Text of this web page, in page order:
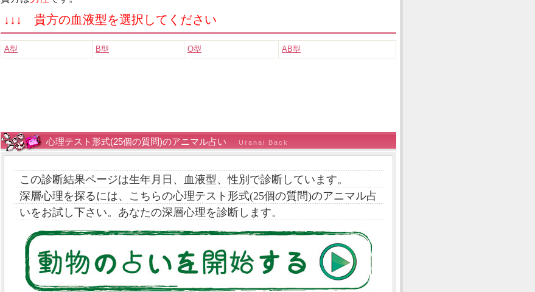
↓↓↓ 貴方の血液型を選択してください
A型 B型 O型 AB型
心理テスト形式(25個の質問)のアニマル占い Uranai Back
この診断結果ページは生年月日、血液型、性別で診断しています。
深層心理を探るには、こちらの心理テスト形式(25個の質問)のアニマル占
いをお試し下さい。あなたの深層心理を診断します。